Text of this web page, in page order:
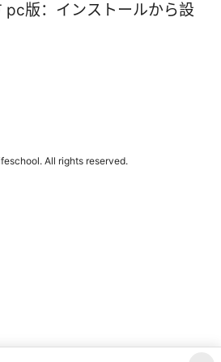
版：インストールから設
All rights reserved.